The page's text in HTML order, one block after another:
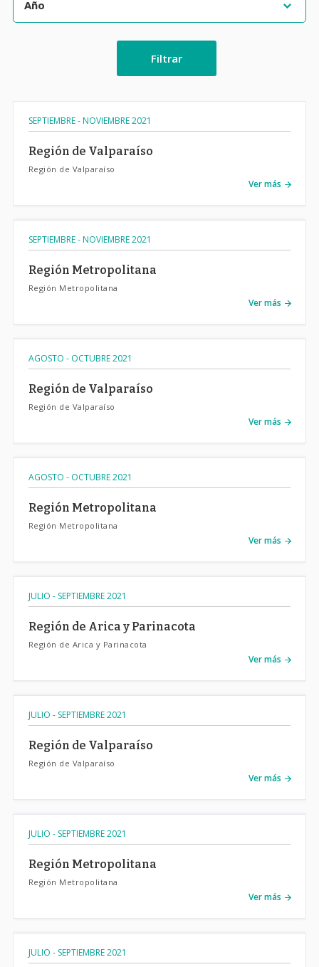
Filtrar
SEPTIEMBRE - NOVIEMBRE 2021
Región de Valparaíso
Región de Valparaíso
Ver más
SEPTIEMBRE - NOVIEMBRE 2021
Región Metropolitana
Región Metropolitana
Ver más
AGOSTO - OCTUBRE 2021
Región de Valparaíso
Región de Valparaíso
Ver más
AGOSTO - OCTUBRE 2021
Región Metropolitana
Región Metropolitana
Ver más
JULIO - SEPTIEMBRE 2021
Región de Arica y Parinacota
Región de Arica y Parinacota
Ver más
JULIO - SEPTIEMBRE 2021
Región de Valparaíso
Región de Valparaíso
Ver más
JULIO - SEPTIEMBRE 2021
Región Metropolitana
Región Metropolitana
Ver más
JULIO - SEPTIEMBRE 2021